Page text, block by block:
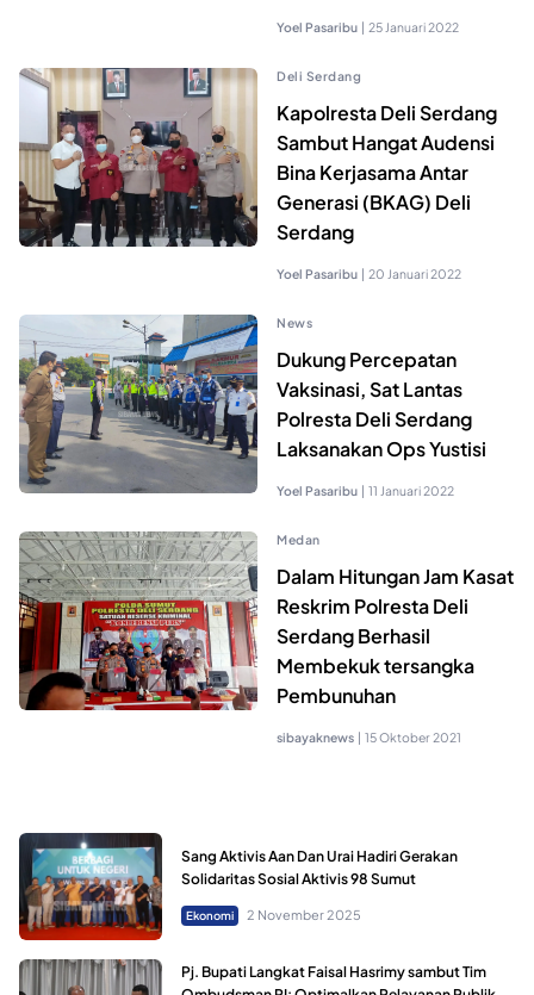
Yoel Pasaribu | 25 Januari 2022
Deli Serdang
Kapolresta Deli Serdang
Sambut Hangat Audensi
Bina Kerjasama Antar
Generasi (BKAG) Deli
Serdang
Yoel Pasaribu | 20 Januari 2022
News
Dukung Percepatan
Vaksinasi, Sat Lantas
Polresta Deli Serdang
Laksanakan Ops Yustisi
Yoel Pasaribu | 11 Januari 2022
Medan
Dalam Hitungan Jam Kasat
Reskrim Polresta Deli
Serdang Berhasil
Membekuk tersangka
Pembunuhan
sibayaknews | 15 Oktober 2021
Sang Aktivis Aan Dan Urai Hadiri Gerakan
Solidaritas Sosial Aktivis 98 Sumut
Ekonomi 2 November 2025
Pj. Bupati Langkat Faisal Hasrimy sambut Tim